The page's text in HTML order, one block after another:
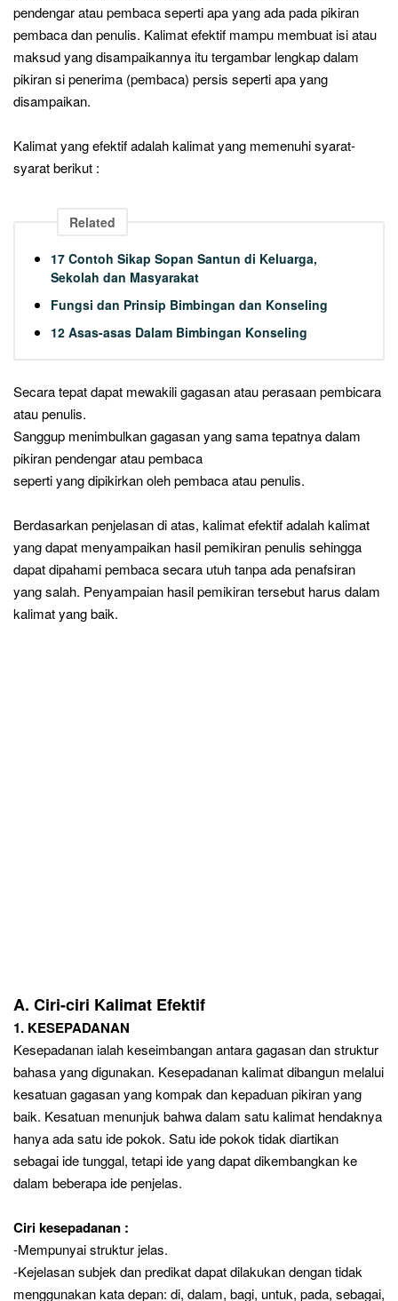
pendengar atau pembaca seperti apa yang ada pada pikiran
pembaca dan penulis. Kalimat efektif mampu membuat isi atau
maksud yang disampaikannya itu tergambar lengkap dalam
pikiran si penerima (pembaca) persis seperti apa yang
disampaikan.
Kalimat yang efektif adalah kalimat yang memenuhi syarat-
syarat berikut :
Related
17 Contoh Sikap Sopan Santun di Keluarga,
Sekolah dan Masyarakat
Fungsi dan Prinsip Bimbingan dan Konseling
12 Asas-asas Dalam Bimbingan Konseling
Secara tepat dapat mewakili gagasan atau perasaan pembicara
atau penulis.
Sanggup menimbulkan gagasan yang sama tepatnya dalam
pikiran pendengar atau pembaca
seperti yang dipikirkan oleh pembaca atau penulis.
Berdasarkan penjelasan di atas, kalimat efektif adalah kalimat
yang dapat menyampaikan hasil pemikiran penulis sehingga
dapat dipahami pembaca secara utuh tanpa ada penafsiran
yang salah. Penyampaian hasil pemikiran tersebut harus dalam
kalimat yang baik.
A. Ciri-ciri Kalimat Efektif
1. KESEPADANAN
Kesepadanan ialah keseimbangan antara gagasan dan struktur
bahasa yang digunakan. Kesepadanan kalimat dibangun melalui
kesatuan gagasan yang kompak dan kepaduan pikiran yang
baik. Kesatuan menunjuk bahwa dalam satu kalimat hendaknya
hanya ada satu ide pokok. Satu ide pokok tidak diartikan
sebagai ide tunggal, tetapi ide yang dapat dikembangkan ke
dalam beberapa ide penjelas.
Ciri kesepadanan :
-Mempunyai struktur jelas.
-Kejelasan subjek dan predikat dapat dilakukan dengan tidak
menggunakan kata depan: di, dalam, bagi, untuk, pada, sebagai,